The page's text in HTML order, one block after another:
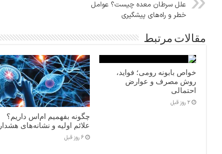
علل سرطان معده چیست؟ عوامل
خطر و راه‌های پیشگیری
مقالات مرتبط
خواص بابونه رومی؛ فواید،
روش مصرف و عوارض
احتمالی
2 روز قبل
چگونه بفهمیم ام‌اس داریم؟
علائم اولیه و نشانه‌های هشدار
6 روز قبل